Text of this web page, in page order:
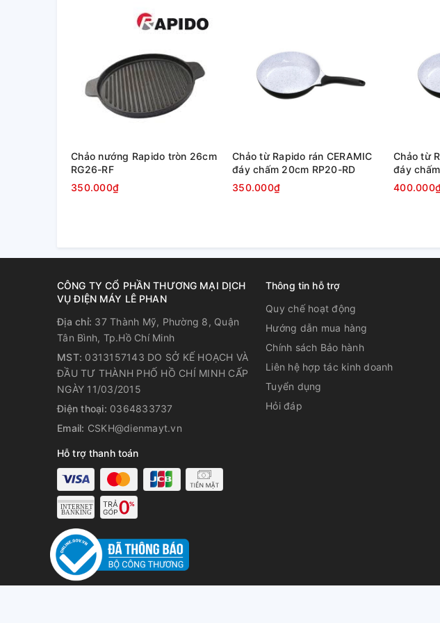
Thân và đáy chảo bằng nhôm đúc nguyên khối dày dặn, sản xuất theo công
hiện đại, độ cứng cao, dẫn nhiệt và giữ nhiệt tốt. Tiết kiệm năng lượng, món ăn
Chảo nướng Rapido tròn 26cm
RG26-RF
350.000₫
Chảo từ Rapido rán CERAMIC
đáy chấm 20cm RP20-RD
350.000₫
Chảo từ
đáy
CÔNG TY CỔ PHẦN THƯƠNG MẠI DỊCH
VỤ ĐIỆN MÁY LÊ PHAN
Địa chỉ: 37 Thành Mỹ, Phường 8, Quận
Tân Bình, Tp.Hồ Chí Minh
MST: 0313157143 DO SỞ KẾ HOẠCH VÀ
ĐẦU TƯ THÀNH PHỐ HỒ CHÍ MINH CẤP
NGÀY 11/03/2015
Điện thoại: 0364833737
Email: CSKH@dienmayt.vn
Hỗ trợ thanh toán
Thông tin hỗ trợ
Quy chế hoạt động
Hướng dẫn mua hàng
Chính sách Bảo hành
Liên hệ hợp tác kinh doanh
Tuyển dụng
Hỏi đáp